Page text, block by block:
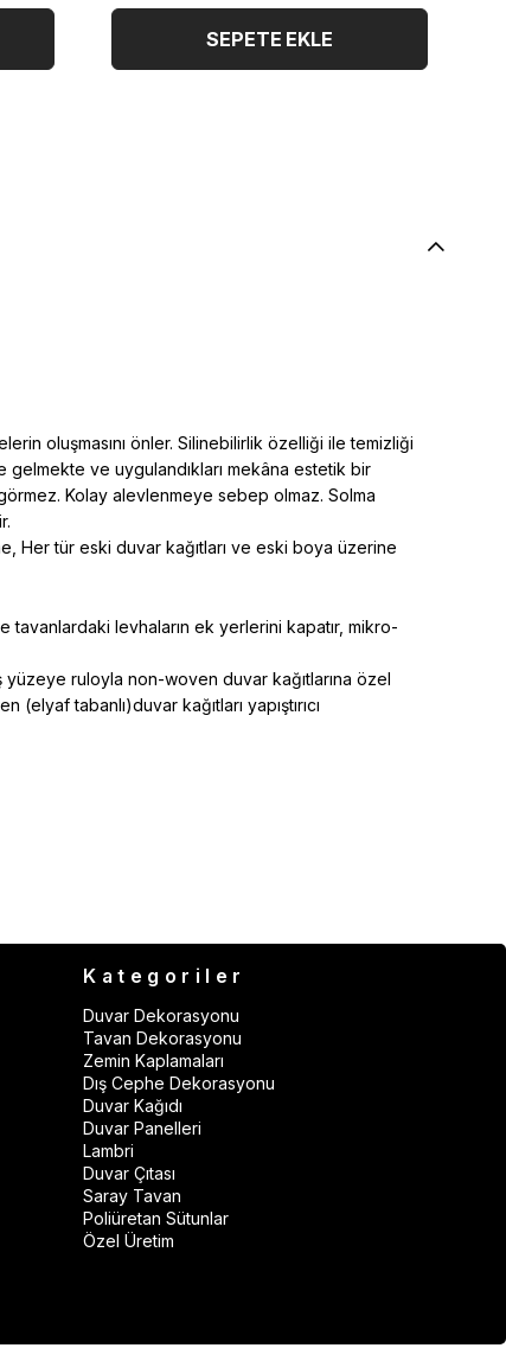
SEPETE EKLE
oluşmasını önler. Silinebilirlik özelliği ile temizliği
gelmekte ve uygulandıkları mekâna estetik bir
görmez. Kolay alevlenmeye sebep olmaz. Solma
Her tür eski duvar kağıtları ve eski boya üzerine
levhaların ek yerlerini kapatır, mikro-
yüzeye ruloyla non-woven duvar kağıtlarına özel
(elyaf tabanlı)duvar kağıtları yapıştırıcı
Kategoriler
Duvar Dekorasyonu
Tavan Dekorasyonu
Zemin Kaplamaları
Dış Cephe Dekorasyonu
Duvar Kağıdı
Duvar Panelleri
Lambri
Duvar Çıtası
Saray Tavan
Poliüretan Sütunlar
Özel Üretim